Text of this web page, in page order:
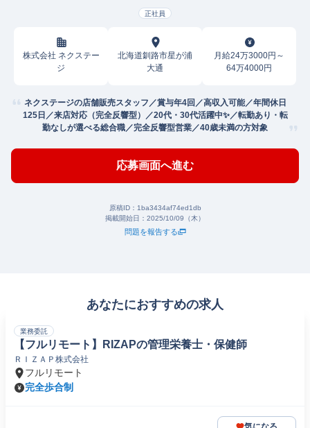
正社員
株式会社 ネクステー
ジ
北海道釧路市星が浦
大通
月給24万3000円～
64万4000円
ネクステージの店舗販売スタッフ／賞与年4回／高収入可能／年間休日
125日／来店対応（完全反響型）／20代・30代活躍中✨／転勤あり・転
勤なしが選べる総合職／完全反響型営業／40歳未満の方対象
応募画面へ進む
原稿ID： 1ba3434af74ed1db
掲載開始日： 2025/10/09（木）
問題を報告する
あなたにおすすめの求人
業務委託
【フルリモート】RIZAPの管理栄養士・保健師
ＲＩＺＡＰ株式会社
フルリモート
完全歩合制